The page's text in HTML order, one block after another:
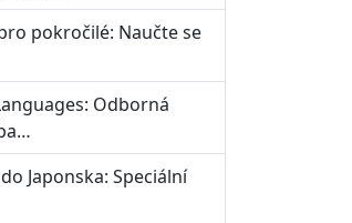
pokročilé: Naučte se
Odborná
Japonska: Speciální